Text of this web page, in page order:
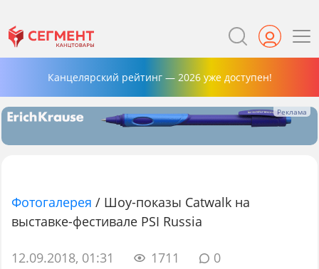
Канцелярский рейтинг — 2026 уже доступен!
Фотогалерея / Шоу-показы Catwalk на
выставке-фестивале PSI Russia
12.09.2018, 01:31 1711 0